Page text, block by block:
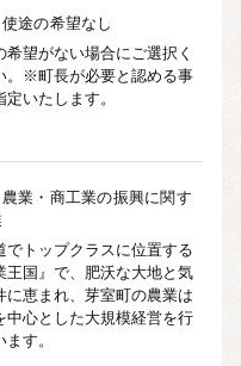
使途の希望なし
希望がない場合にご選択く
。※町長が必要と認める事
定いたします。
農業・商工業の振興に関す
でトップクラスに位置する
王国』で、肥沃な大地と気
に恵まれ、芽室町の農業は
中心とした大規模経営を行
ます。